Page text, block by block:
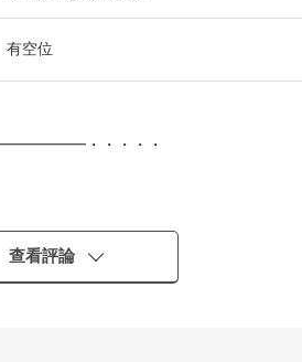
有空位
・・・・・
、通風都良好。
光的開放感覺的3層的4LDK住宅。
的公路，舒適是某一個角地位置。
查看評論